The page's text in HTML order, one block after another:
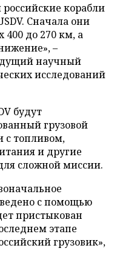
корабли
Сначала они
до 270 км, а
–
научный
исследований
будут
грузовой
с топливом,
и другие
сложной миссии.
с помощью
пристыкован
этапе
грузовик»,